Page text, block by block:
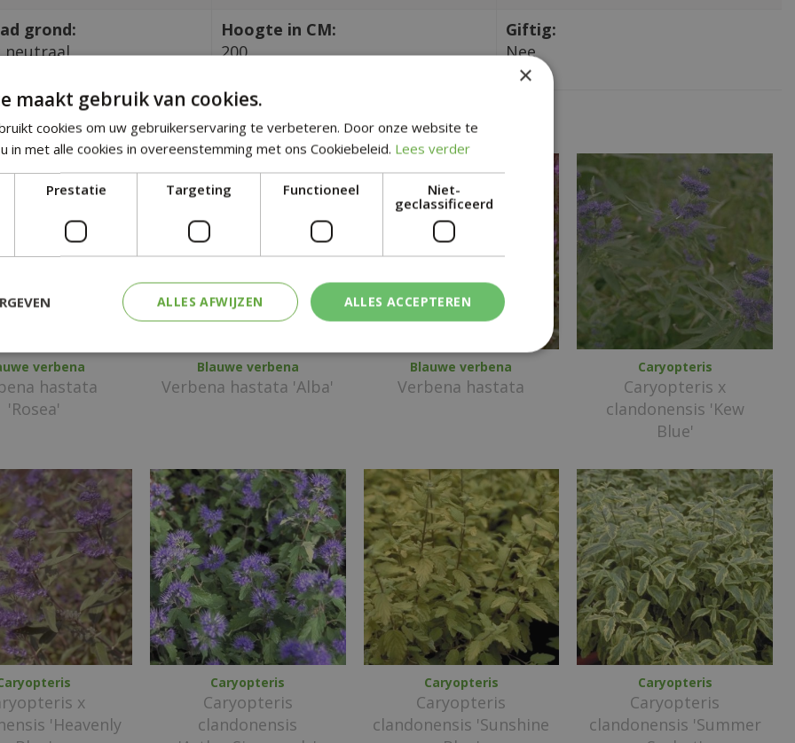
grond:
Hoogte in CM:
200
Giftig:
Nee
planten
verbena
hastata
'Rosea'
Blauwe verbena
Verbena hastata 'Alba'
Blauwe verbena
Verbena hastata
Caryopteris
Caryopteris x
clandonensis 'Kew
Blue'
x
'Heavenly
Caryopteris
Caryopteris
clandonensis
Caryopteris
Caryopteris
clandonensis 'Sunshine
Caryopteris
Caryopteris
clandonensis 'Summer
×
maakt gebruik van cookies.
cookies om uw gebruikerservaring te verbeteren. Door onze website te
in met alle cookies in overeenstemming met ons Cookiebeleid. Lees verder
Prestatie Targeting Functioneel
Niet-
geclassificeerd
ALLES ACCEPTEREN
ALLES AFWIJZEN